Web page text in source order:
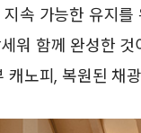
지속 가능한 유지
워 함께 완성한
캐노피, 복원된 채